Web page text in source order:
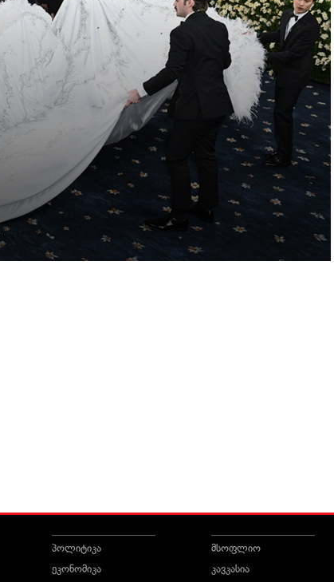
პოლიტიკა
ეკონომიკა
მსოფლიო
კავკასია